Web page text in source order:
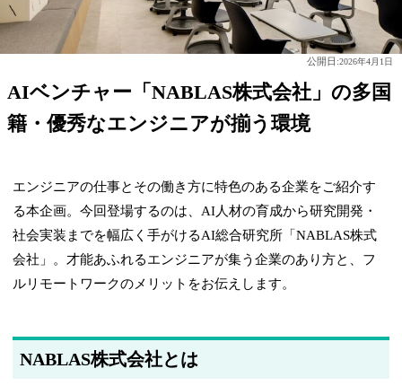
公開日:2026年4月1日
AIベンチャー「NABLAS株式会社」の多国
籍・優秀なエンジニアが揃う環境
エンジニアの仕事とその働き方に特色のある企業をご紹介す
る本企画。今回登場するのは、AI人材の育成から研究開発・
社会実装までを幅広く手がけるAI総合研究所「NABLAS株式
会社」。才能あふれるエンジニアが集う企業のあり方と、フ
ルリモートワークのメリットをお伝えします。
NABLAS株式会社とは